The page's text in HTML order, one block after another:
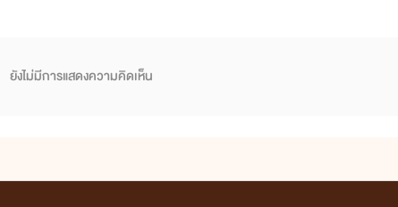
ยังไม่มีการแสดงความคิดเห็น